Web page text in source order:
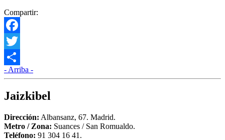
Compartir:
Facebook
Twitter
Compartir
- Arriba -
Jaizkibel
Dirección: Albansanz, 67. Madrid.
Metro / Zona: Suances / San Romualdo.
Teléfono: 91 304 16 41.